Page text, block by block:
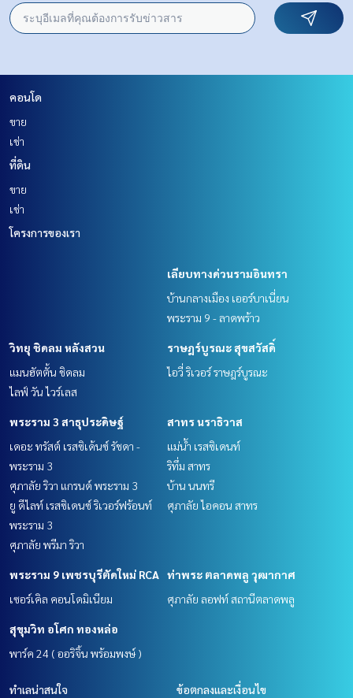
คอนโด
ขาย
เช่า
ที่ดิน
ขาย
เช่า
โครงการของเรา
เลียบทางด่วนรามอินทรา
บ้านกลางเมือง เออร์บาเนี่ยน
พระราม 9 - ลาดพร้าว
วิทยุ ชิดลม หลังสวน
แมนฮัตตั้น ชิดลม
ไลฟ์ วัน ไวร์เลส
ราษฎร์บูรณะ สุขสวัสดิ์
ไอวี่ ริเวอร์ ราษฎร์บูรณะ
พระราม 3 สาธุประดิษฐ์
เดอะ ทรัสต์ เรสซิเด้นซ์ รัชดา -
พระราม 3
ศุภาลัย ริวา แกรนด์ พระราม 3
ยู ดีไลท์ เรสซิเดนซ์ ริเวอร์ฟร้อนท์
พระราม 3
ศุภาลัย พรีมา ริวา
สาทร นราธิวาส
แม่น้ำ เรสซิเดนท์
ริทึ่ม สาทร
บ้าน นนทรี
ศุภาลัย ไอคอน สาทร
พระราม 9 เพชรบุรีตัดใหม่ RCA
เซอร์เคิล คอนโดมิเนียม
ท่าพระ ตลาดพลู วุฒากาศ
ศุภาลัย ลอฟท์ สถานีตลาดพลู
สุขุมวิท อโศก ทองหล่อ
พาร์ค 24 ( ออริจิ้น พร้อมพงษ์ )
ทำเลน่าสนใจ ข้อตกลงและเงื่อนไข